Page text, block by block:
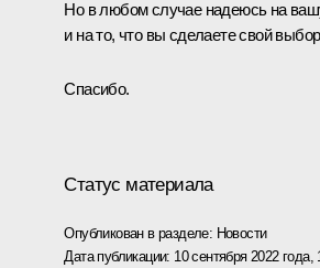
Но в любом случае надеюсь на
и на то, что вы сделаете свой
Спасибо.
Статус материала
Опубликован в разделе: Новости
Дата публикации: 10 сентября 2022 года,